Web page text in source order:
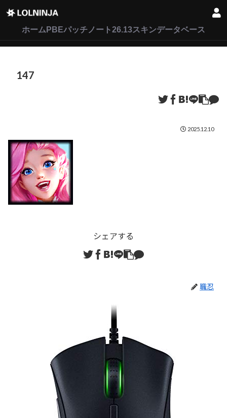
ホーム PBEパッチノート26.13スキンデータベース
147
2025.12.10
シェアする
職忍